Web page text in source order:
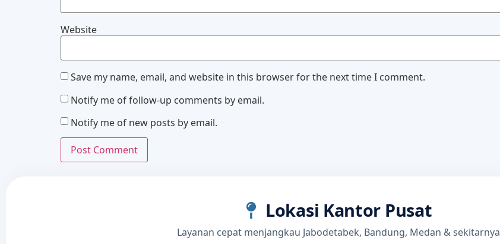
Website
Save my name, email, and website in this browser for the next time I comment.
Notify me of follow-up comments by email.
Notify me of new posts by email.
Lokasi Kantor Pusat
Layanan cepat menjangkau Jabodetabek, Bandung, Medan & sekitarnya